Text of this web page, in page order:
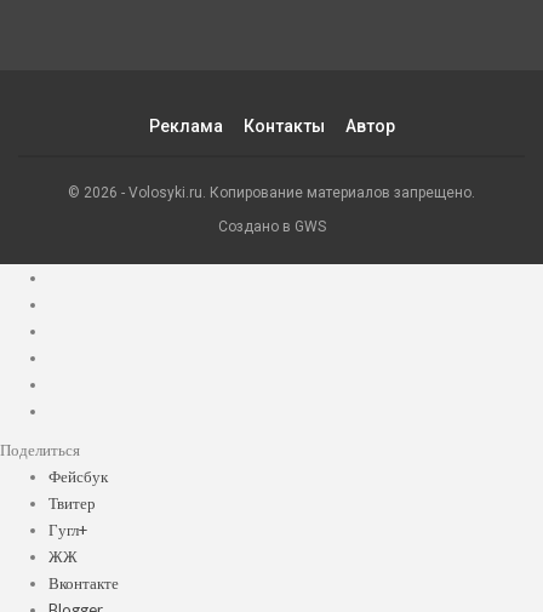
Реклама Контакты Автор
© 2026 - Volosyki.ru. Копирование материалов запрещено.
Создано в GWS
Поделиться
Фейсбук
Твитер
Гугл+
ЖЖ
Вконтакте